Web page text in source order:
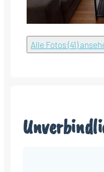
Alle Fotos (41)